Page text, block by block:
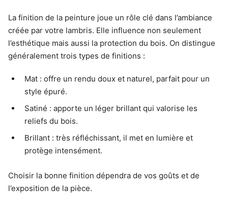
La finition de la peinture joue un rôle clé dans l’ambiance
créée par votre lambris. Elle influence non seulement
l’esthétique mais aussi la protection du bois. On distingue
généralement trois types de finitions :
Mat : offre un rendu doux et naturel, parfait pour un
style épuré.
Satiné : apporte un léger brillant qui valorise les
reliefs du bois.
Brillant : très réfléchissant, il met en lumière et
protège intensément.
Choisir la bonne finition dépendra de vos goûts et de
l’exposition de la pièce.